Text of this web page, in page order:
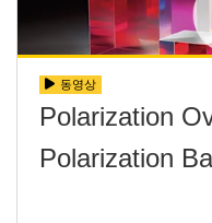
동영상
Polarization
Polarization